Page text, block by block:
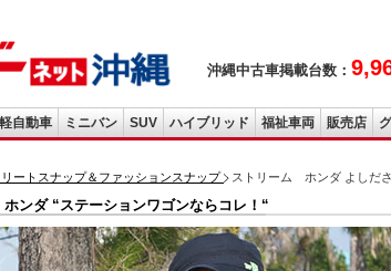
沖縄中古車掲載台数：
軽自動車 ミニバン SUV ハイブリッド 福祉車両 販売店
ートスナップ＆ファッションスナップ ストリーム ホンダ よしだ
ンダ “ステーションワゴンならコレ！“